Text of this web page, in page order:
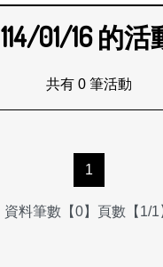
114/01/16的活
共有 0 筆活動
1
資料筆數【0】頁數【1/1